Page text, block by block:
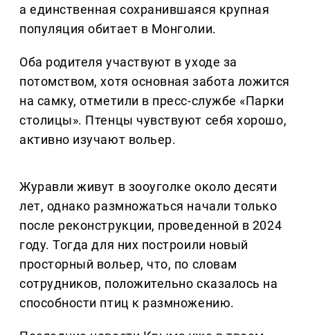
а единственная сохранившаяся крупная
популяция обитает в Монголии.
Оба родителя участвуют в уходе за
потомством, хотя основная забота ложится
на самку, отметили в пресс-службе «Парки
столицы». Птенцы чувствуют себя хорошо,
активно изучают вольер.
Журавли живут в зооуголке около десяти
лет, однако размножаться начали только
после реконструкции, проведенной в 2024
году. Тогда для них построили новый
просторный вольер, что, по словам
сотрудников, положительно сказалось на
способности птиц к размножению.